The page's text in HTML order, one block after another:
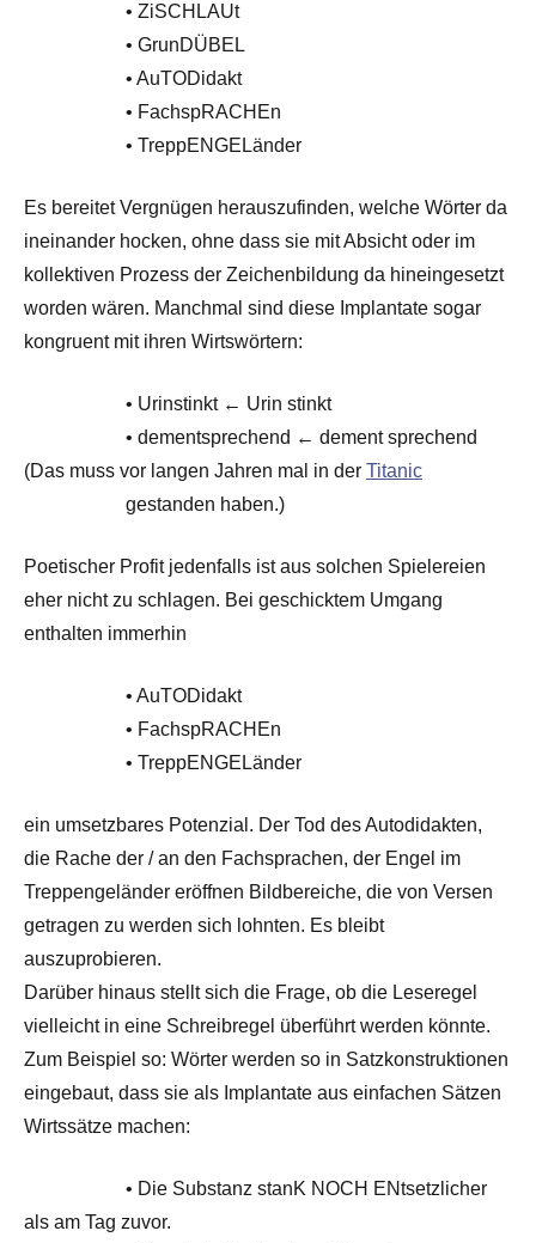
• ZiSCHLAUt
• GrunDÜBEL
• AuTODidakt
• FachspRACHEn
• TreppENGELänder
Es bereitet Vergnügen herauszufinden, welche Wörter da
ineinander hocken, ohne dass sie mit Absicht oder im
kollektiven Prozess der Zeichenbildung da hineingesetzt
worden wären. Manchmal sind diese Implantate sogar
kongruent mit ihren Wirtswörtern:
• Urinstinkt ← Urin stinkt
• dementsprechend ← dement sprechend
(Das muss vor langen Jahren mal in der Titanic
gestanden haben.)
Poetischer Profit jedenfalls ist aus solchen Spielereien
eher nicht zu schlagen. Bei geschicktem Umgang
enthalten immerhin
• AuTODidakt
• FachspRACHEn
• TreppENGELänder
ein umsetzbares Potenzial. Der Tod des Autodidakten,
die Rache der / an den Fachsprachen, der Engel im
Treppengeländer eröffnen Bildbereiche, die von Versen
getragen zu werden sich lohnten. Es bleibt
auszuprobieren.
Darüber hinaus stellt sich die Frage, ob die Leseregel
vielleicht in eine Schreibregel überführt werden könnte.
Zum Beispiel so: Wörter werden so in Satzkonstruktionen
eingebaut, dass sie als Implantate aus einfachen Sätzen
Wirtssätze machen:
• Die Substanz stanK NOCH ENtsetzlicher
als am Tag zuvor.